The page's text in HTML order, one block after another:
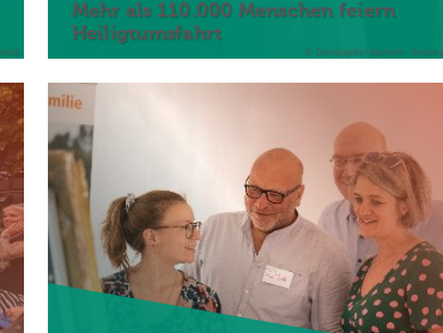
Mehr als 110.000 Menschen feiern
Heiligtumsfahrt
© Domkapitel Aachen -